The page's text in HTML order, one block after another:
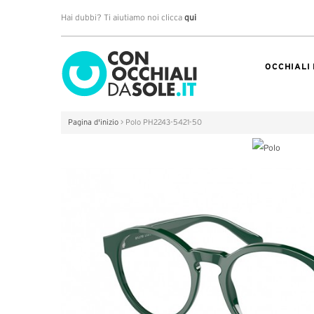
Hai dubbi? Ti aiutiamo noi clicca qui
OCCHIALI
Pagina d'inizio > Polo PH2243-5421-50